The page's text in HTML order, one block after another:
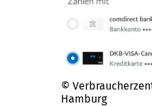
©
Hamburg